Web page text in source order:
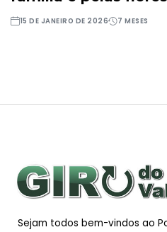
15 DE JANEIRO DE 2026 7 MESES
Sejam todos bem-vindos ao